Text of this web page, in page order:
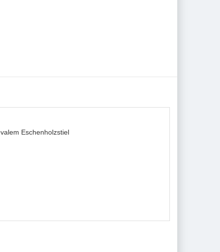
Eschenholzstiel